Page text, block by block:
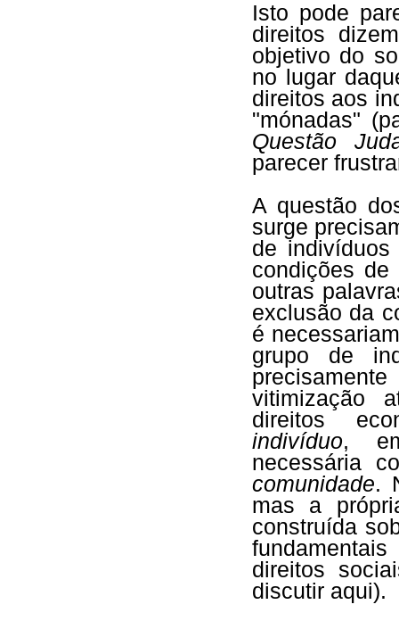
Isto pode
direitos
objetivo do
no lugar
direitos aos
"mónadas"
Questão
parecer
A questão
surge
de
condições
outras
exclusão da
é
grupo de
vitimização
direitos
indivíduo,
necessária
comunidade.
mas a
construída
direitos
discutir aqui).